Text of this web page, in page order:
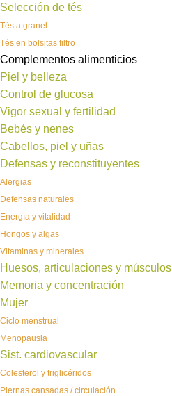
Selección de tés
Tés a granel
Tés en bolsitas filtro
Complementos alimenticios
Piel y belleza
Control de glucosa
Vigor sexual y fertilidad
Bebés y nenes
Cabellos, piel y uñas
Defensas y reconstituyentes
Alergias
Defensas naturales
Energía y vitalidad
Hongos y algas
Vitaminas y minerales
Huesos, articulaciones y músculos
Memoria y concentración
Mujer
Ciclo menstrual
Menopausia
Sist. cardiovascular
Colesterol y triglicéridos
Piernas cansadas / circulación